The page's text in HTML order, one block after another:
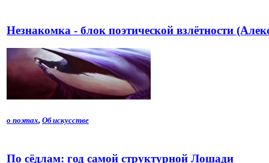
Незнакомка - блок поэтической взлётности
о поэтах, Об искусстве
По сёдлам: год самой структурной Лошади